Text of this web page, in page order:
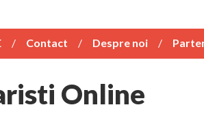
Contact Despre noi
Online